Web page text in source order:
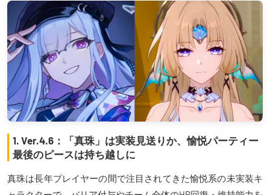
1. Ver.4.6：「真珠」は実装見送りか、愉悦パーティー
最後のピースは持ち越しに
真珠は長年プレイヤーの間で注目されてきた愉悦系の未実装キ